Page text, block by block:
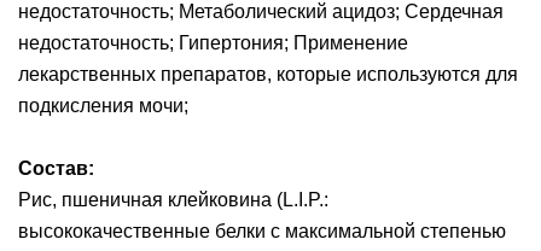
недостаточность; Метаболический ацидоз; Сердечная
недостаточность; Гипертония; Применение
лекарственных препаратов, которые используются для
подкисления мочи;
Состав:
Рис, пшеничная клейковина (L.I.P.:
высококачественные белки с максимальной степенью